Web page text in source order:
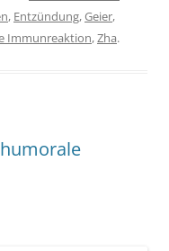
, Entzündung,Geier,
Immunreaktion,Zha.